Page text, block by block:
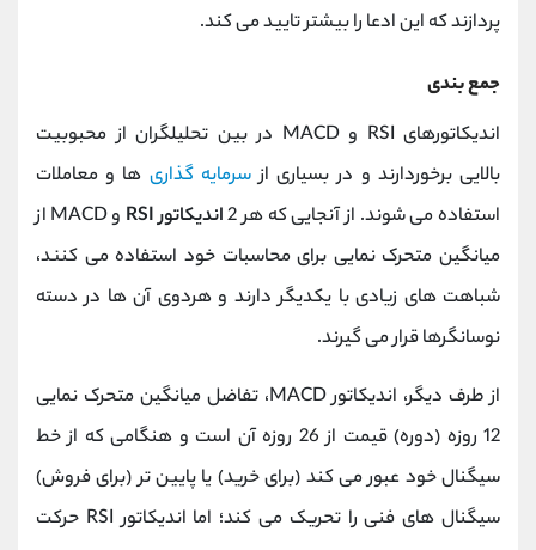
پردازند که این ادعا را بیشتر تایید می کند.
جمع بندی
اندیکاتورهای RSI و MACD در بین تحلیلگران از محبوبیت
بالایی برخوردارند و در بسیاری ازسرمایه گذاری ها و معاملات
استفاده می شوند. از آنجایی که هر 2 اندیکاتور RSI
و MACD از
میانگین متحرک نمایی برای محاسبات خود استفاده می کنند،
شباهت های زیادی با یکدیگر دارند و هردوی آن ها در دسته
نوسانگرها قرار می گیرند.
از طرف دیگر، اندیکاتور MACD، تفاضل میانگین متحرک نمایی
12 روزه (دوره) قیمت از 26 روزه آن است و هنگامی که از خط
سیگنال خود عبور می کند (برای خرید) یا پایین تر (برای فروش)
سیگنال های فنی را تحریک می کند؛ اما اندیکاتور RSI حرکت